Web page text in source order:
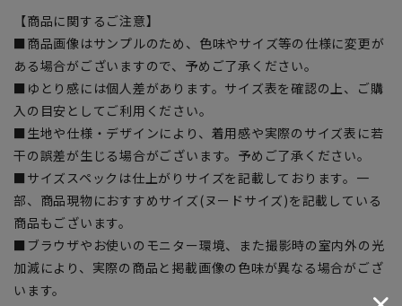
【商品に関するご注意】
■商品画像はサンプルのため、色味やサイズ等の仕様に変更が
ある場合がございますので、予めご了承ください。
■ゆとり感には個人差があります。サイズ表を確認の上、ご購
入の目安としてご利用ください。
■生地や仕様・デザインにより、着用感や実際のサイズ表に若
干の誤差が生じる場合がございます。予めご了承ください。
■サイズスペックは仕上がりサイズを記載しております。一
部、商品現物におすすめサイズ(ヌードサイズ)を記載している
商品もございます。
■ブラウザやお使いのモニター環境、また撮影時の室内外の光
加減により、実際の商品と掲載画像の色味が異なる場合がござ
います。